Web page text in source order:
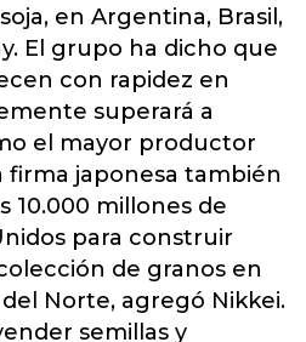
en Argentina, Brasil,
El grupo ha dicho que
con rapidez en
superará a
el mayor productor
firma japonesa también
10.000 millones de
para construir
de granos en
Norte, agregó Nikkei.
semillas y